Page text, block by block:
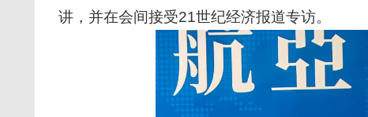
讲，并在会间接受21世纪经济报道专访。